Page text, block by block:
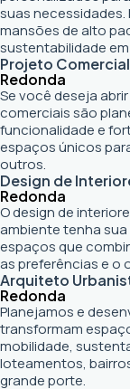
suas
mansões de alto
sustentabilidade
Projeto Comercial
Redonda
Se você deseja
comerciais são
funcionalidade e
espaços únicos
outros.
Design de
Redonda
O design de
ambiente tenha
espaços que
as preferências e o
Arquiteto
Redonda
Planejamos e
transformam
mobilidade,
loteamentos,
grande porte.